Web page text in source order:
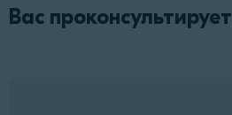
Вас проконсультирует